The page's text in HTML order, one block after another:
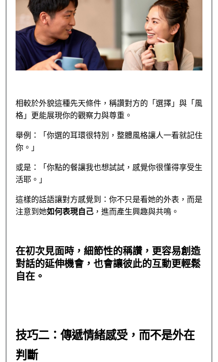
相較於外貌這種先天條件，稱讚對方的「選擇」與「風
格」更能展現你的觀察力與尊重。
舉例：「你選的耳環很特別，整體風格讓人一看就記住
你。」
或是：「你點的餐讓我也想試試，感覺你很懂得享受生
活耶。」
這樣的話語讓對方感覺到：你不只是看她的外表，而是
注意到她如何表現自己 ，進而產生興趣與共鳴。
在初次見面時，細節性的稱讚，更容易創造
對話的延伸機會，也會讓彼此的互動更輕鬆
自在。
技巧二：傳遞情緒感受，而不是外在
判斷